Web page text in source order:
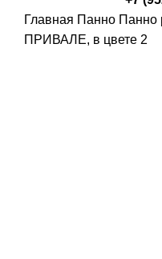
Главная Панно
ПРИВАЛЕ, в цвете 2